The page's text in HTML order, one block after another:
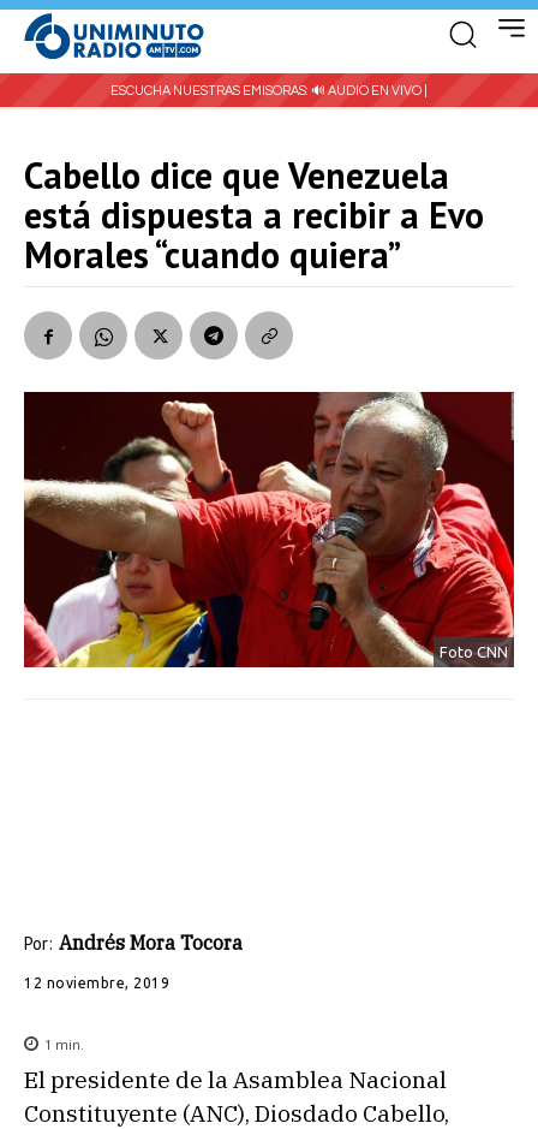
ESCUCHA NUESTRAS EMISORAS: 🔊 AUDIO EN VIVO |
Cabello dice que Venezuela
está dispuesta a recibir a Evo
Morales “cuando quiera”
Foto CNN
Por: Andrés Mora Tocora
12 noviembre, 2019
1 min.
El presidente de la Asamblea Nacional
Constituyente (ANC), Diosdado Cabello,